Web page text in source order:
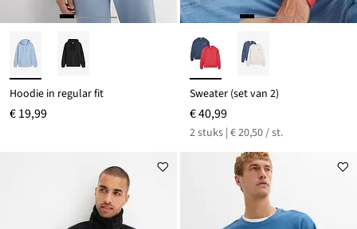
Hoodie in regular fit
€ 19,99
Sweater (set van 2)
€ 40,99
2 stuks | € 20,50 / st.